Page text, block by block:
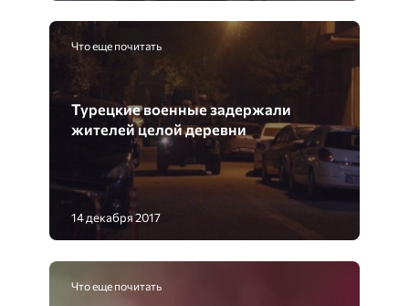
Что еще почитать
Турецкие военные задержали
жителей целой деревни
14 декабря 2017
Что еще почитать